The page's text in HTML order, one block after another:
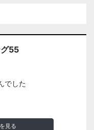
55
でした
見る